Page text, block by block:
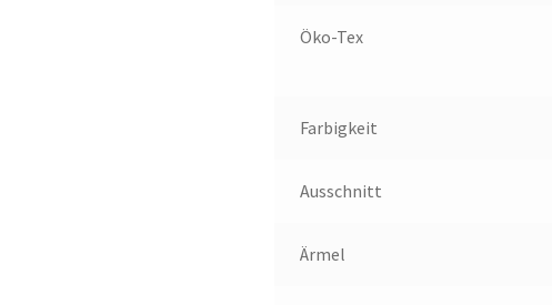
Öko-Tex
Farbigkeit
Ausschnitt
Ärmel